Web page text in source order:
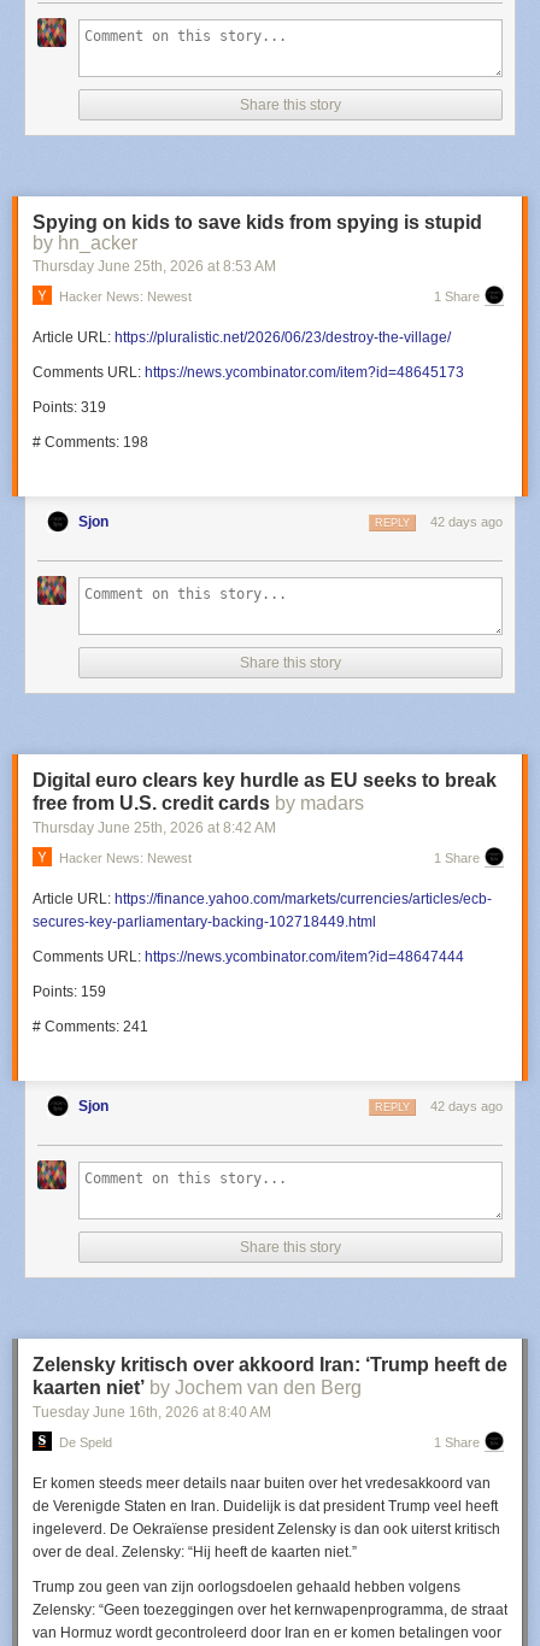
Share this story
Spying on kids to save kids from spying is stupid
by hn_acker
Thursday June 25th, 2026 at 8:53 AM
Hacker News: Newest 1 Share
Article URL: https://pluralistic.net/2026/06/23/destroy-the-village/
Comments URL: https://news.ycombinator.com/item?id=48645173
Points: 319
# Comments: 198
Sjon 42 days ago
REPLY
Share this story
Digital euro clears key hurdle as EU seeks to break
free from U.S. credit cards by madars
Thursday June 25th, 2026 at 8:42 AM
Hacker News: Newest 1 Share
Article URL: https://finance.yahoo.com/markets/currencies/articles/ecb-
secures-key-parliamentary-backing-102718449.html
Comments URL: https://news.ycombinator.com/item?id=48647444
Points: 159
# Comments: 241
Sjon 42 days ago
REPLY
Share this story
Zelensky kritisch over akkoord Iran: ‘Trump heeft de
kaarten niet’ by Jochem van den Berg
Tuesday June 16th, 2026 at 8:40 AM
De Speld 1 Share
​Er komen steeds meer details naar buiten over het vredesakkoord van
de Verenigde Staten en Iran. Duidelijk is dat president Trump veel heeft
ingeleverd. De Oekraïense president Zelensky is dan ook uiterst kritisch
over de deal. Zelensky: “Hij heeft de kaarten niet.”
Trump zou geen van zijn oorlogsdoelen gehaald hebben volgens
Zelensky: “Geen toezeggingen over het kernwapenprogramma, de straat
van Hormuz wordt gecontroleerd door Iran en er komen betalingen voor